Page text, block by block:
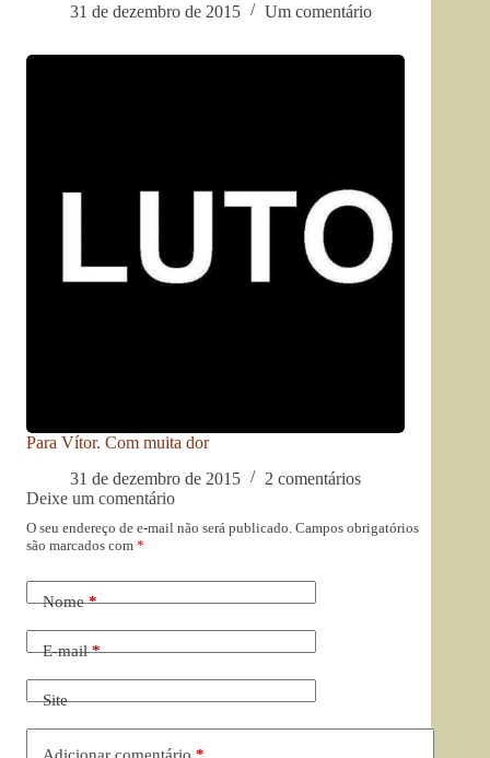
31 de dezembro de 2015
Um comentário
Para Vítor. Com muita dor
31 de dezembro de 2015
2 comentários
Deixe um comentário
O seu endereço de e-mail não será publicado. Campos obrigatórios
são marcados com *
Nome*
E-mail*
Site